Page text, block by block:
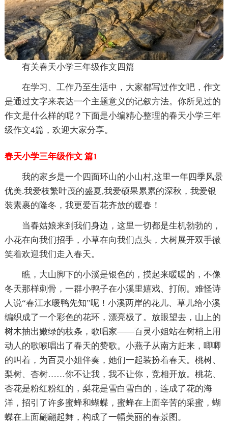
有关春天小学三年级作文四篇
在学习、工作乃至生活中，大家都写过作文吧，作文
是通过文字来表达一个主题意义的记叙方法。你所见过的
作文是什么样的呢？下面是小编精心整理的春天小学三年
级作文4篇，欢迎大家分享。
春天小学三年级作文 篇1
我的家乡是一个四面环山的小山村,这里一年四季风景
优美.我爱枝繁叶茂的盛夏,我爱硕果累累的深秋，我爱银
装素裹的隆冬，我更爱百花齐放的暖春！
当春姑娘来到我们身边，这里一切都是生机勃勃的，
小花在向我们招手，小草在向我们点头，大树展开双手微
笑着欢迎我们走入春天。
瞧，大山脚下的小溪是银色的，摸起来暖暖的，不像
冬天那样刺骨，一群小鸭子在小溪里嬉戏、打闹。难怪诗
人说“春江水暖鸭先知”呢！小溪两岸的花儿、草儿给小溪
编织成了一个彩色的花环，漂亮极了。放眼望去，山上的
树木抽出嫩绿的枝条，歌唱家——百灵小姐站在树梢上用
动人的歌喉唱出了春天的赞歌。小燕子从南方赶来，唧唧
的叫着，为百灵小姐伴奏，她们一起装扮着春天。桃树、
梨树、杏树……你不让我，我不让你，竞相开放。桃花、
杏花是粉红粉红的，梨花是雪白雪白的，连成了花的海
洋，招引了许多蜜蜂和蝴蝶，蜜蜂在上面辛苦的采蜜，蝴
蝶在上面翩翩起舞，构成了一幅美丽的春景图。